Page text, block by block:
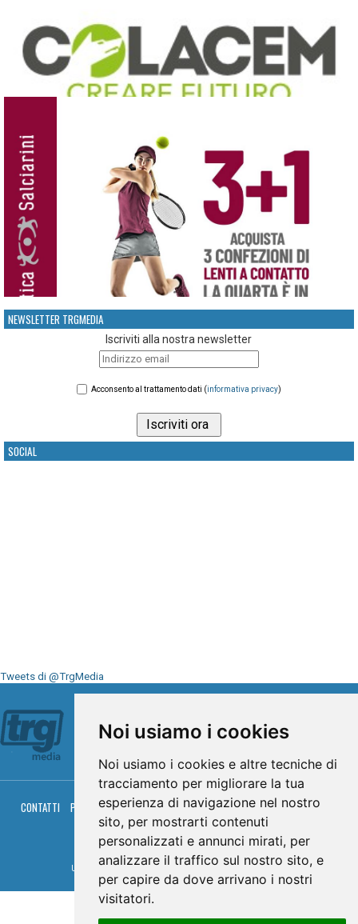
Noi usiamo i cookies
Noi usiamo i cookies e altre tecniche di
tracciamento per migliorare la tua
esperienza di navigazione nel nostro
sito, per mostrarti contenuti
personalizzati e annunci mirati, per
analizzare il traffico sul nostro sito, e
per capire da dove arrivano i nostri
visitatori.
NEWSLETTER TRGMEDIA
Iscriviti alla nostra newsletter
Acconsento al trattamento dati (informativa privacy)
SOCIAL
Tweets di @TrgMedia
CONTATTI PRIVACY COOKIES PALINSESTO DIRETTA TV
DIRETTA RADIO
RGM HITRADIO
© TRG Media 2005-2026
Umbria Televisioni s.r.l. - P.I.00496230541 - www.trgmedia.it - Powered by